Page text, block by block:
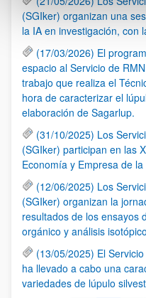
(SGIker) organizan una
la IA en investigación, con
(17/03/2026) El
espacio al Servicio de
trabajo que realiza el
hora de caracterizar el
elaboración de Sagarlup.
(31/10/2025) Los
(SGIker) participan en las
Economía y Empresa de la
(12/06/2025) Los
(SGIker) organizan la
resultados de los ensayos
orgánico y análisis isotópico
(13/05/2025) El
ha llevado a cabo una
variedades de lúpulo